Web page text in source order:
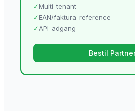
✓Multi-tenant
✓EAN/faktura-reference
✓API-adgang
Bestil